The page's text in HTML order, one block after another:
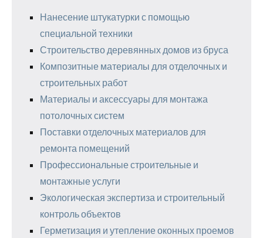
Нанесение штукатурки с помощью
специальной техники
Строительство деревянных домов из бруса
Композитные материалы для отделочных и
строительных работ
Материалы и аксессуары для монтажа
потолочных систем
Поставки отделочных материалов для
ремонта помещений
Профессиональные строительные и
монтажные услуги
Экологическая экспертиза и строительный
контроль объектов
Герметизация и утепление оконных проемов